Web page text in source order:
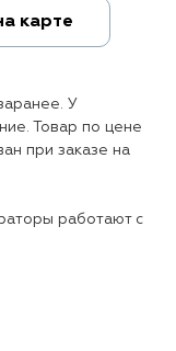
карте
У
Товар по цене
при заказе на
работают с